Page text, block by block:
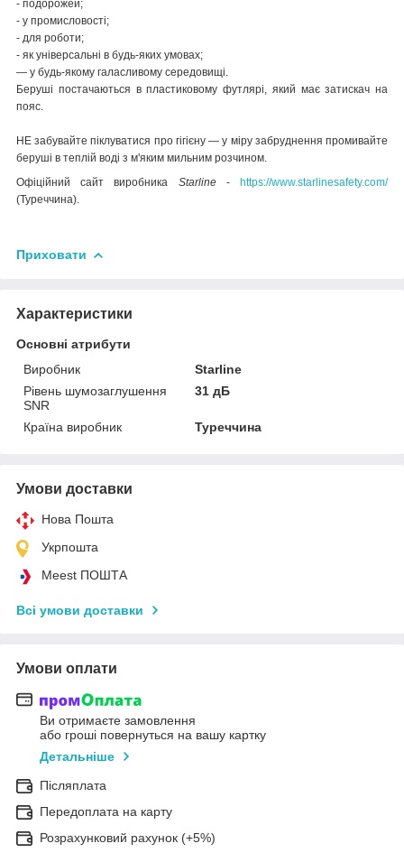
- подорожей;
- у промисловості;
- для роботи;
- як універсальні в будь-яких умовах;
— у будь-якому галасливому середовищі.
Беруші постачаються в пластиковому футлярі, який має затискач на
пояс.
НЕ забувайте піклуватися про гігієну — у міру забруднення промивайте
беруші в теплій воді з м'яким мильним розчином.
Офіційний сайт виробника
Starline -
https://www.starlinesafety.com/
(Туреччина).
Приховати
Характеристики
Основні атрибути
Виробник
Starline
Рівень шумозаглушення
SNR
31 дБ
Країна виробник Туреччина
Умови доставки
Нова Пошта
Укрпошта
Meest ПОШТА
Всі умови доставки
Умови оплати
Ви отримаєте замовлення
або гроші повернуться на вашу картку
Детальніше
Післяплата
Передоплата на карту
Розрахунковий рахунок (+5%)